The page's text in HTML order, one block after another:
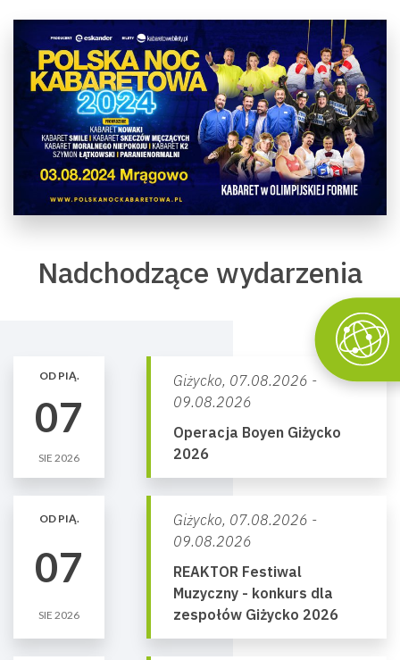
Nadchodzące wydarzenia
OD PIĄ.
07
SIE 2026
Giżycko, 07.08.2026 -
09.08.2026
Operacja Boyen Giżycko
2026
OD PIĄ.
07
SIE 2026
Giżycko, 07.08.2026 -
09.08.2026
REAKTOR Festiwal
Muzyczny - konkurs dla
zespołów Giżycko 2026